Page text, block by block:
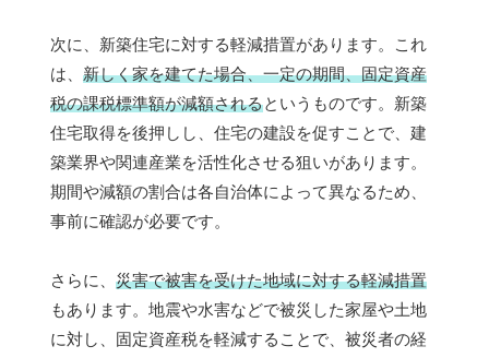
次に、新築住宅に対する軽減措置があります。これ
は、 新しく家を建てた場合、一定の期間、固定資産
税の課税標準額が減額されるというものです。新築
住宅取得を後押しし、住宅の建設を促すことで、建
築業界や関連産業を活性化させる狙いがあります。
期間や減額の割合は各自治体によって異なるため、
事前に確認が必要です。
さらに、 災害で被害を受けた地域に対する軽減措置
もあります。地震や水害などで被災した家屋や土地
に対し、固定資産税を軽減することで、被災者の経